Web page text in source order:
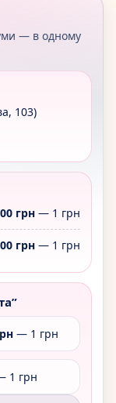
— в одному
103)
грн— 1 грн
грн— 1 грн
— 1 грн
1 грн